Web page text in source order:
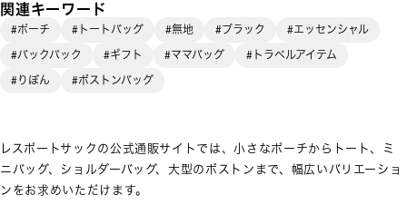
関連キーワード
#ポーチ #トートバッグ #無地 #ブラック
#エッセンシャル
#バックパック
#ギフト #ママバッグ
#トラベルアイテム
#りぼん
#ボストンバッグ
レスポートサックの公式通販サイトでは、小さなポーチからトート、ミ
ニバッグ、ショルダーバッグ、大型のボストンまで、幅広いバリエーショ
ンをお求めいただけます。